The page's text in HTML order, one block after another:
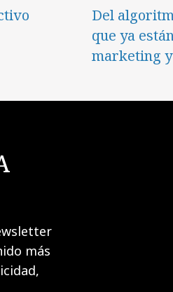
Del
que ya
marketing
más